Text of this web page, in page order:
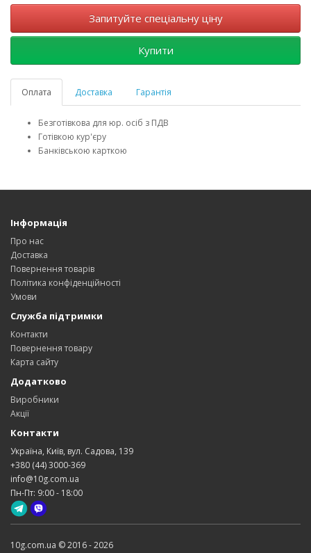
Запитуйте спеціальну ціну
Купити
Оплата Доставка Гарантія
Безготівкова для юр. осіб з ПДВ
Готівкою кур'єру
Банківською карткою
Інформація
Про нас
Доставка
Повернення товарів
Політика конфіденційності
Умови
Служба підтримки
Контакти
Повернення товару
Карта сайту
Додатково
Виробники
Акції
Контакти
Україна, Київ, вул. Садова, 139
+380 (44) 3000-369
info@10g.com.ua
Пн-Пт: 9:00 - 18:00
10g.com.ua © 2016 - 2026